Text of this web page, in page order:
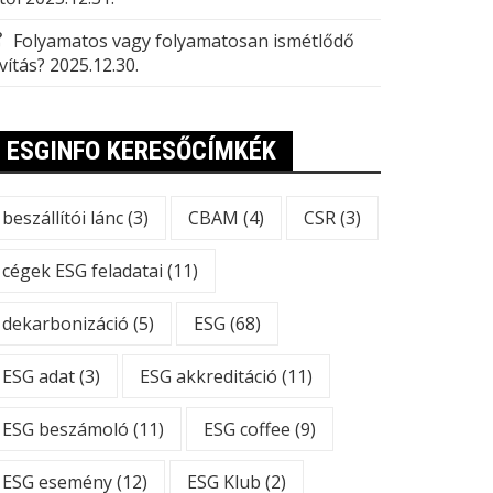
Folyamatos vagy folyamatosan ismétlődő
2025.12.30.
ESGINFO KERESŐCÍMKÉK
beszállítói lánc(3) CBAM (4) CSR(3)
cégek ESG feladatai (11)
dekarbonizáció (5) ESG (68)
ESG adat(3) ESG akkreditáció (11)
ESG beszámoló (11) ESG coffee (9)
ESG esemény(12) ESG Klub (2)